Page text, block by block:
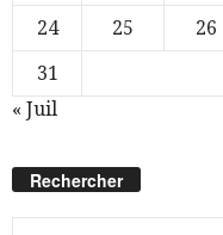
24
25 26
31
« Juil
Rechercher